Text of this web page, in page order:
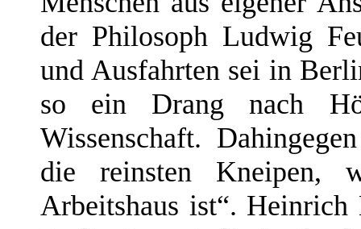
der Philosoph Ludwig
und Ausfahrten sei in
so ein Drang nach
Wissenschaft.
die reinsten Kneipen,
Arbeitshaus ist“.